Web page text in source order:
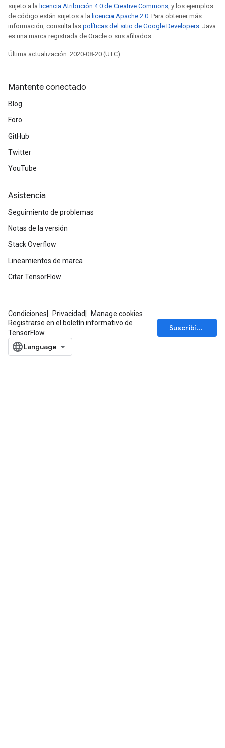
sujeto a la licencia Atribución 4.0 de Creative Commons, y los ejemplos
de código están sujetos a la licencia Apache 2.0. Para obtener más
información, consulta las políticas del sitio de Google Developers. Java
es una marca registrada de Oracle o sus afiliados.
Última actualización: 2020-08-20 (UTC)
Mantente conectado
Blog
Foro
GitHub
Twitter
YouTube
Asistencia
Seguimiento de problemas
Notas de la versión
Stack Overflow
Lineamientos de marca
Citar TensorFlow
Condiciones Privacidad
Manage cookies
Registrarse en el boletín informativo de
TensorFlow
Suscribirse